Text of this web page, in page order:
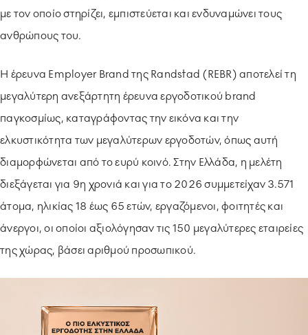
με τον οποίο στηρίζει, εμπιστεύεται και ενδυναμώνει τους
ανθρώπους του.
Η έρευνα Employer Brand της Randstad (REBR) αποτελεί τη
μεγαλύτερη ανεξάρτητη έρευνα εργοδοτικού brand
παγκοσμίως, καταγράφοντας την εικόνα και την
ελκυστικότητα των μεγαλύτερων εργοδοτών, όπως αυτή
διαμορφώνεται από το ευρύ κοινό. Στην Ελλάδα, η μελέτη
διεξάγεται για 9η χρονιά και για το 2026 συμμετείχαν 3.571
άτομα, ηλικίας 18 έως 65 ετών, εργαζόμενοι, φοιτητές και
άνεργοι, οι οποίοι αξιολόγησαν τις 150 μεγαλύτερες εταιρείες
της χώρας, βάσει αριθμού προσωπικού.